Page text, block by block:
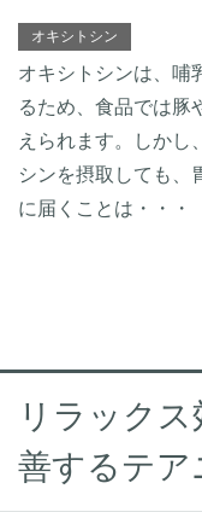
オキシトシン
オキシトシンは、哺
るため、食品では豚
えられます。しかし
シンを摂取しても、
に届くことは・・・
リラック
善するテア